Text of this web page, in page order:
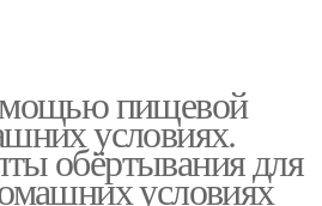
пищевой
условиях.
обёртывания для
условиях